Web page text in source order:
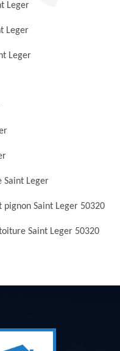
Leger
Leger
Leger
Saint Leger
pignon Saint Leger 50320
Saint Leger 50320